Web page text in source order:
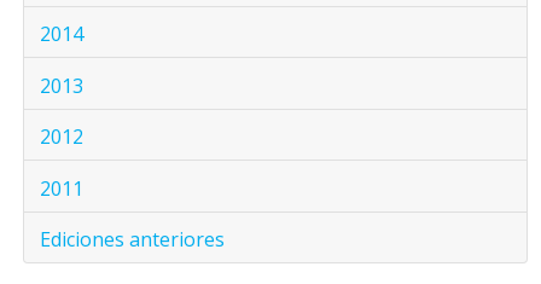
2014
2013
2012
2011
Ediciones anteriores